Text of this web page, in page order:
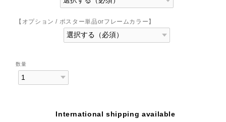
【オプション / ポスター単品orフレームカラー】
数量
International shipping available